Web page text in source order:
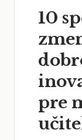
10
pre